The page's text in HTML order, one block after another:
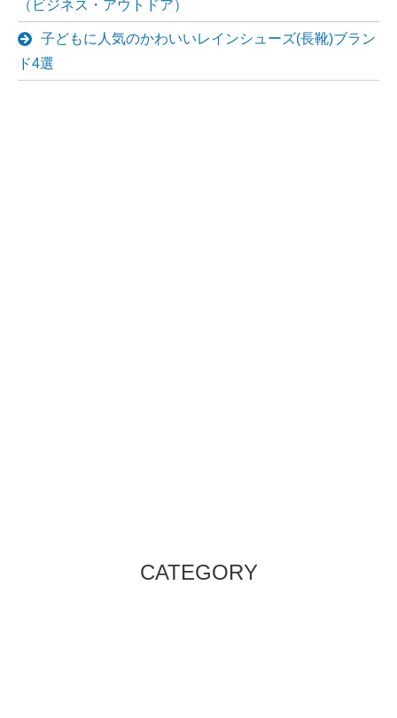
（ビジネス・アウトドア）
子どもに人気のかわいいレインシューズ(長靴)ブラン
ド4選
CATEGORY